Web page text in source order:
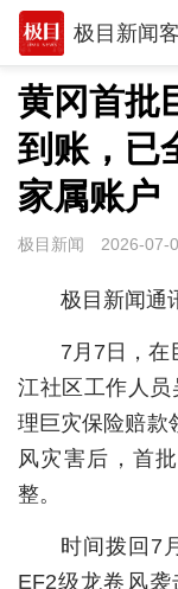
极目新闻
推荐
体育
观点
时政
世相
环球
专题
经济
黄冈首批
到账，已
家属账户
极目新闻 2026-07-
极目新闻通
7月7日，在
江社区工作人
理巨灾保险赔款
风灾害后，首
整。
时间拨回7
EF2级龙卷风